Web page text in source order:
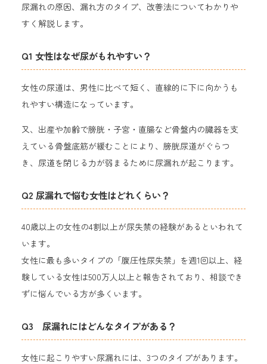
尿漏れの原因、漏れ方のタイプ、改善法についてわかりや
すく解説します。
Q1 女性はなぜ尿がもれやすい？
女性の尿道は、男性に比べて短く、直線的に下に向かうも
れやすい構造になっています。
又、出産や加齢で膀胱・子宮・直腸など骨盤内の臓器を支
えている骨盤底筋が緩むことにより、膀胱尿道がぐらつ
き、尿道を閉じる力が弱まるために尿漏れが起こります。
Q2 尿漏れで悩む女性はどれくらい？
40歳以上の女性の4割以上が尿失禁の経験があるといわれて
います。
女性に最も多いタイプの「腹圧性尿失禁」を週1回以上、経
験している女性は500万人以上と報告されており、相談でき
ずに悩んでいる方が多くいます。
Q3 尿漏れにはどんなタイプがある？
女性に起こりやすい尿漏れには、3つのタイプがあります。